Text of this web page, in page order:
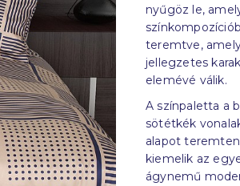
nyűgöz le,
teremtve,
jellegzetes
elemévé válik.
A színpaletta a
sötétkék
alapot
kiemelik az
ágynemű